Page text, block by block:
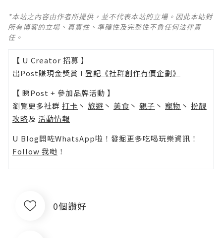
*本站之內容由作者所提供，並不代表本站的立場。因此本站對
所有博客的立場、真實性、準確性及完整性不負任何法律責
任。
【 U Creator 招募 】
出Post賺現金獎賞 l 登記《社群創作有價企劃》
【 睇Post + 參加品牌活動 】
瀏覽更多社群 打卡 丶 旅遊 丶 美食 丶 親子 丶 寵物 丶 扮靚
攻略及 活動情報
U Blog開咗WhatsApp啦！發掘更多吃喝玩樂資訊！
Follow 我哋 ！
0個讚好